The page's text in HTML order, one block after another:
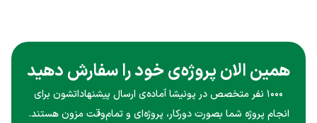
همین الان پروژه‌ی خود را سفارش دهید
۱۰۰۰ نفر متخصص در پونیشا آماده‌ی ارسال پیشنهاداتشون برای
انجام پروژه شما بصورت دورکار، پروژه‌ای و تمام‌وقت مزون هستند.